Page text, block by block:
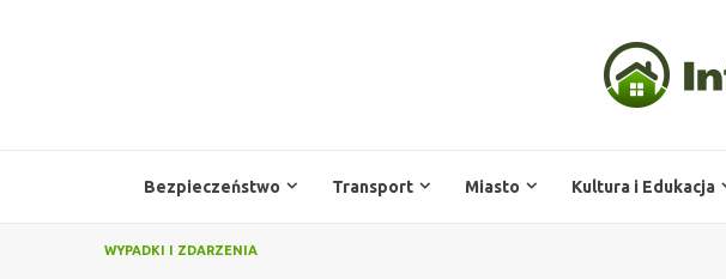
Bezpieczeństwo Transport Miasto Kultura i Edukacja
WYPADKI I ZDARZENIA